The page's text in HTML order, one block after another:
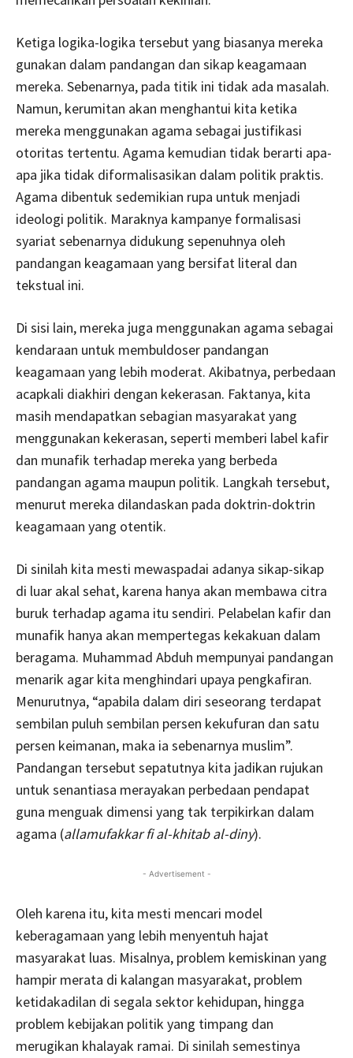
Ketiga logika-logika tersebut yang biasanya mereka
gunakan dalam pandangan dan sikap keagamaan
mereka. Sebenarnya, pada titik ini tidak ada masalah.
Namun, kerumitan akan menghantui kita ketika
mereka menggunakan agama sebagai justifikasi
otoritas tertentu. Agama kemudian tidak berarti apa-
apa jika tidak diformalisasikan dalam politik praktis.
Agama dibentuk sedemikian rupa untuk menjadi
ideologi politik. Maraknya kampanye formalisasi
syariat sebenarnya didukung sepenuhnya oleh
pandangan keagamaan yang bersifat literal dan
tekstual ini.
Di sisi lain, mereka juga menggunakan agama sebagai
kendaraan untuk membuldoser pandangan
keagamaan yang lebih moderat. Akibatnya, perbedaan
acapkali diakhiri dengan kekerasan. Faktanya, kita
masih mendapatkan sebagian masyarakat yang
menggunakan kekerasan, seperti memberi label kafir
dan munafik terhadap mereka yang berbeda
pandangan agama maupun politik. Langkah tersebut,
menurut mereka dilandaskan pada doktrin-doktrin
keagamaan yang otentik.
Di sinilah kita mesti mewaspadai adanya sikap-sikap
di luar akal sehat, karena hanya akan membawa citra
buruk terhadap agama itu sendiri. Pelabelan kafir dan
munafik hanya akan mempertegas kekakuan dalam
beragama. Muhammad Abduh mempunyai pandangan
menarik agar kita menghindari upaya pengkafiran.
Menurutnya, “apabila dalam diri seseorang terdapat
sembilan puluh sembilan persen kekufuran dan satu
persen keimanan, maka ia sebenarnya muslim”.
Pandangan tersebut sepatutnya kita jadikan rujukan
untuk senantiasa merayakan perbedaan pendapat
guna menguak dimensi yang tak terpikirkan dalam
agama (allamufakkar fi al-khitab al-diny).
- Advertisement -
Oleh karena itu, kita mesti mencari model
keberagamaan yang lebih menyentuh hajat
masyarakat luas. Misalnya, problem kemiskinan yang
hampir merata di kalangan masyarakat, problem
ketidakadilan di segala sektor kehidupan, hingga
problem kebijakan politik yang timpang dan
merugikan khalayak ramai. Di sinilah semestinya